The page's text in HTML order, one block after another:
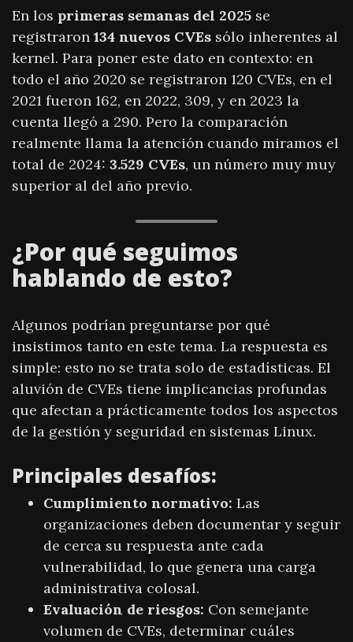
En los primeras semanas del 2025 se
registraron 134 nuevos CVEs sólo inherentes al
kernel. Para poner este dato en contexto: en
todo el año 2020 se registraron 120 CVEs, en el
2021 fueron 162, en 2022, 309, y en 2023 la
cuenta llegó a 290. Pero la comparación
realmente llama la atención cuando miramos el
total de 2024: 3.529 CVEs, un número muy muy
superior al del año previo.
¿Por qué seguimos
hablando de esto?
Algunos podrían preguntarse por qué
insistimos tanto en este tema. La respuesta es
simple: esto no se trata solo de estadísticas. El
aluvión de CVEs tiene implicancias profundas
que afectan a prácticamente todos los aspectos
de la gestión y seguridad en sistemas Linux.
Principales desafíos:
Cumplimiento normativo: Las
organizaciones deben documentar y seguir
de cerca su respuesta ante cada
vulnerabilidad, lo que genera una carga
administrativa colosal.
Evaluación de riesgos: Con semejante
volumen de CVEs, determinar cuáles